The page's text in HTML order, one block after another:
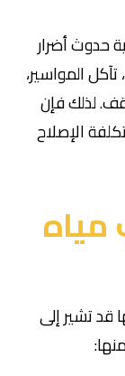
حدوث أضرار
المواسير،
لذلك فإن
الإصلاح
قد تشير إلى